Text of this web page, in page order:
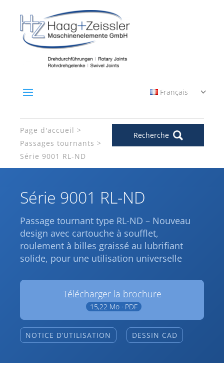
Français
Page d'accueil
Passages tournants
Série 9001 RL-ND
Recherche
Série 9001 RL-ND
Passage tournant type RL-ND – Nouveau
design avec cartouche à soufflet,
roulement à billes graissé au lubrifiant
solide, pour une utilisation universelle
Télécharger la brochure
15,22 Mo · PDF
NOTICE D’UTILISATION DESSIN CAD